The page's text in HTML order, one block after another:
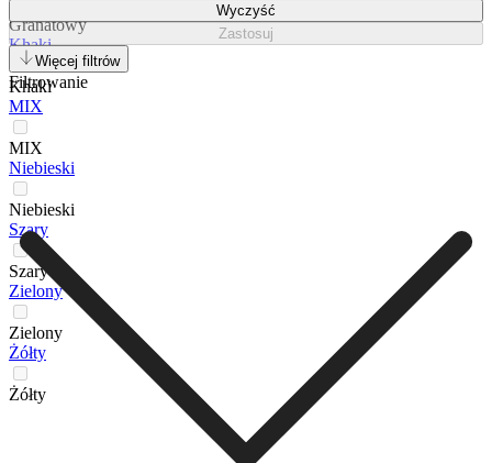
Granatowy
Khaki
Khaki
MIX
MIX
Niebieski
Niebieski
Szary
Szary
Zielony
Zielony
Żółty
Żółty
Wyczyść
Zastosuj
Więcej filtrów
Filtrowanie